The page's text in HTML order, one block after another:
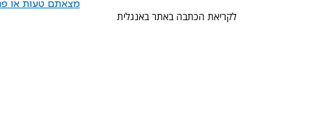
מצאתם טעות או
לקריאת הכתבה באתר באנגלית